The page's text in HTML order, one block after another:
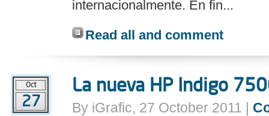
internacionalmente. En fin...
Read all and comment
Oct
27
La nueva HP Indigo
By iGrafic, 27 October 2011 |